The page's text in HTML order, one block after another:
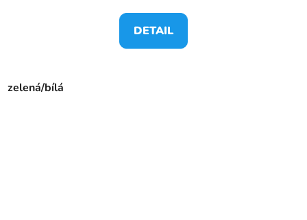
DETAIL
zelená/bílá